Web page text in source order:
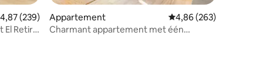
beoordeling van 4,87 uit 5, 239 recensies
4,87 (239)
El Retiro
Appartement Gemiddelde
4,86 (263)
Charmant appartement met één